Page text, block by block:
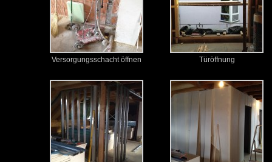
Versorgungsschacht öffnen Türöffnung